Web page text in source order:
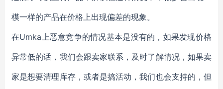
模一样的产品在价格上出现偏差的现象。
在Umka上恶意竞争的情况基本是没有的，如果发现价格
异常低的话，我们会跟卖家联系，及时了解情况，如果卖
家是想要清理库存，或者是搞活动，我们也会支持的，但